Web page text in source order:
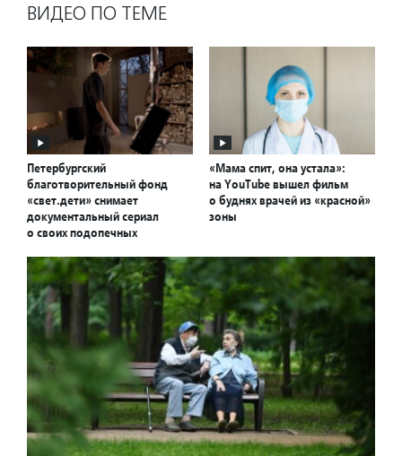
ВИДЕО ПО ТЕМЕ
Петербургский
благотворительный фонд
«свет.дети» снимает
документальный сериал
о своих подопечных
«Мама спит, она устала»:
на YouTube вышел фильм
о буднях врачей из «красной»
зоны